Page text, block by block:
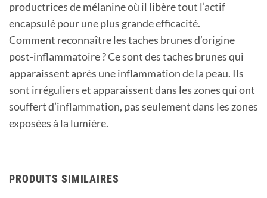
productrices de mélanine où il libère tout l’actif
encapsulé pour une plus grande efficacité.
Comment reconnaître les taches brunes d’origine
post-inflammatoire ? Ce sont des taches brunes qui
apparaissent après une inflammation de la peau. Ils
sont irréguliers et apparaissent dans les zones qui ont
souffert d’inflammation, pas seulement dans les zones
exposées à la lumière.
PRODUITS SIMILAIRES